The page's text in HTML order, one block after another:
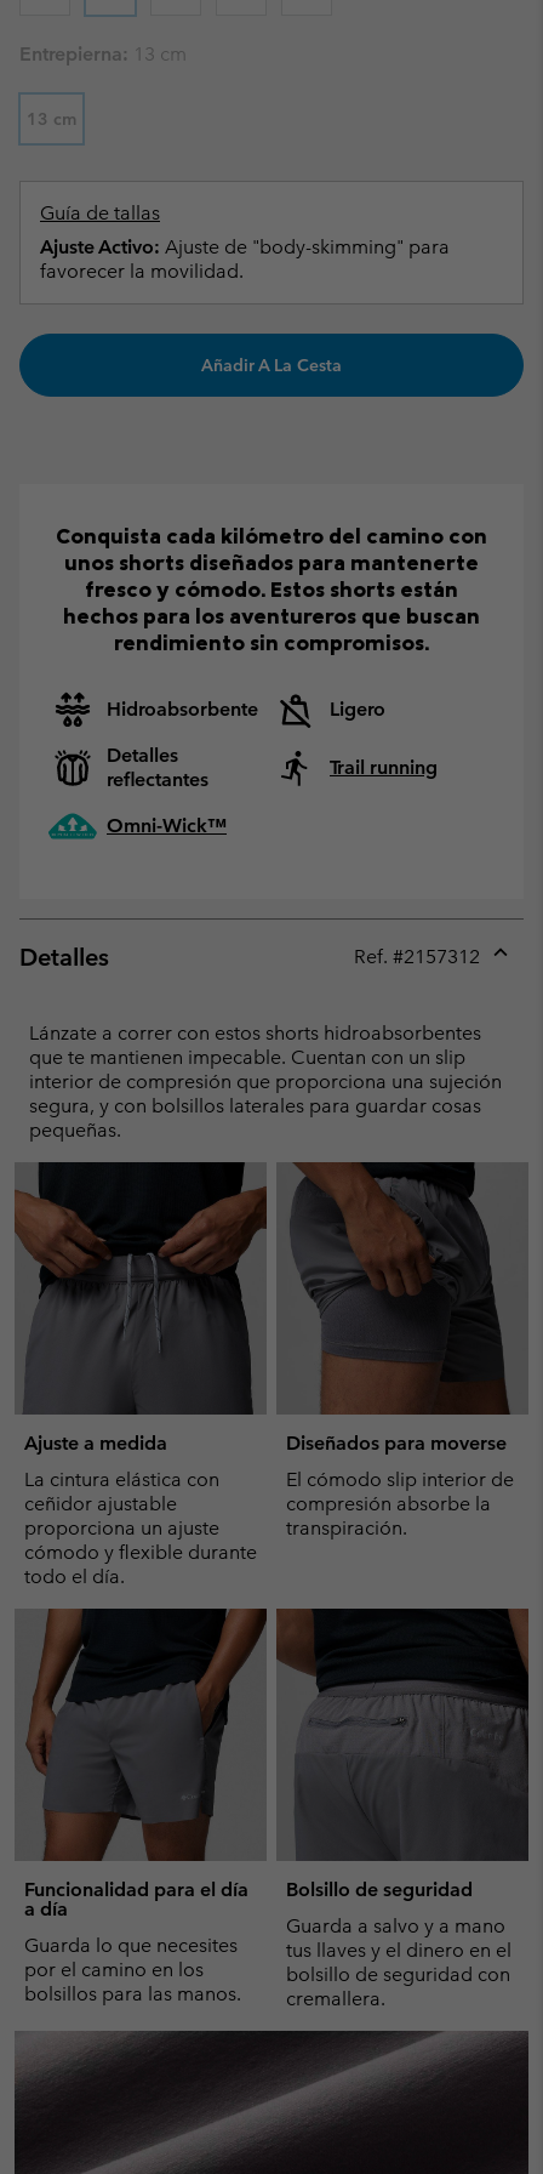
Entrepierna: 13 cm
13 cm
Guía de tallas
Ajuste Activo: Ajuste de "body-skimming" para
favorecer la movilidad.
Añadir A La Cesta
Conquista cada kilómetro del camino con
unos shorts diseñados para mantenerte
fresco y cómodo. Estos shorts están
hechos para los aventureros que buscan
rendimiento sin compromisos.
Hidroabsorbente
Ligero
Detalles
reflectantes
Trail running
Omni-Wick™
Detalles Ref. #2157312
Lánzate a correr con estos shorts hidroabsorbentes
que te mantienen impecable. Cuentan con un slip
interior de compresión que proporciona una sujeción
segura, y con bolsillos laterales para guardar cosas
pequeñas.
Ajuste a medida
La cintura elástica con
ceñidor ajustable
proporciona un ajuste
cómodo y flexible durante
todo el día.
Diseñados para moverse
El cómodo slip interior de
compresión absorbe la
transpiración.
Funcionalidad para el día
a día
Guarda lo que necesites
por el camino en los
bolsillos para las manos.
Bolsillo de seguridad
Guarda a salvo y a mano
tus llaves y el dinero en el
bolsillo de seguridad con
cremallera.